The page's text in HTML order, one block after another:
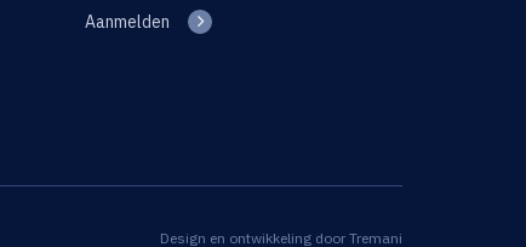
Aanmelden
Design en ontwikkeling door Tremani